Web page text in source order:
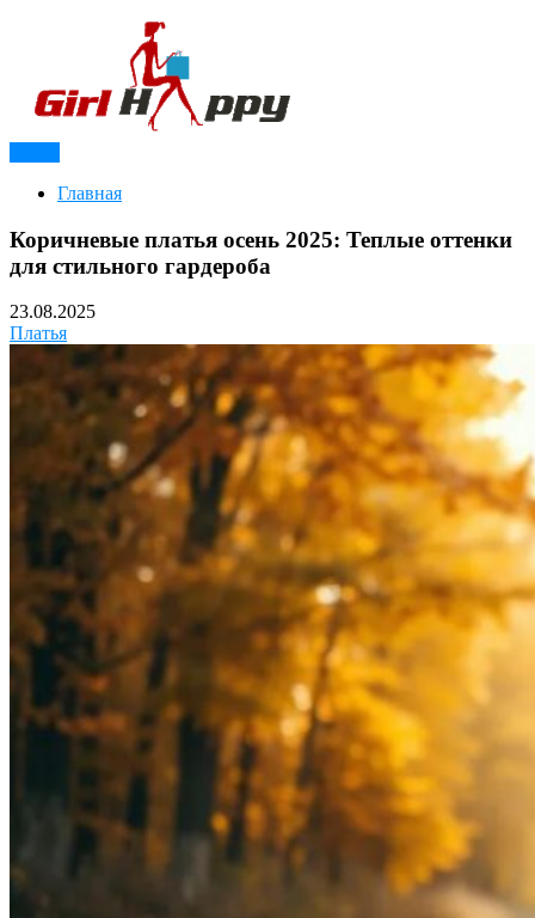
Girl Happy
Главная
Коричневые платья осень 2025: Теплые оттенки
для стильного гардероба
23.08.2025
Платья